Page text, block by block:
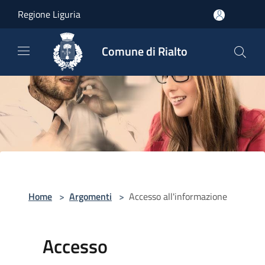
Regione Liguria
Comune di Rialto
Home > Argomenti > Accesso all'informazione
Accesso